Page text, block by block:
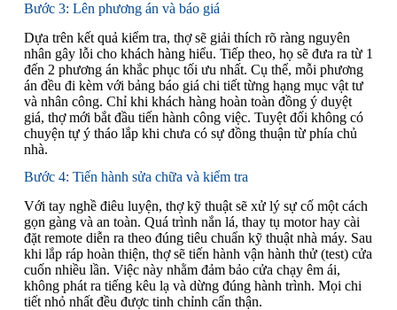
Bước 3: Lên phương án và báo giá
Dựa trên kết quả kiểm tra, thợ sẽ giải thích rõ ràng nguyên
nhân gây lỗi cho khách hàng hiểu. Tiếp theo, họ sẽ đưa ra từ 1
đến 2 phương án khắc phục tối ưu nhất. Cụ thể, mỗi phương
án đều đi kèm với bảng báo giá chi tiết từng hạng mục vật tư
và nhân công. Chỉ khi khách hàng hoàn toàn đồng ý duyệt
giá, thợ mới bắt đầu tiến hành công việc. Tuyệt đối không có
chuyện tự ý tháo lắp khi chưa có sự đồng thuận từ phía chủ
nhà.
Bước 4: Tiến hành sửa chữa và kiểm tra
Với tay nghề điêu luyện, thợ kỹ thuật sẽ xử lý sự cố một cách
gọn gàng và an toàn. Quá trình nắn lá, thay tụ motor hay cài
đặt remote diễn ra theo đúng tiêu chuẩn kỹ thuật nhà máy. Sau
khi lắp ráp hoàn thiện, thợ sẽ tiến hành vận hành thử (test) cửa
cuốn nhiều lần. Việc này nhằm đảm bảo cửa chạy êm ái,
không phát ra tiếng kêu lạ và dừng đúng hành trình. Mọi chi
tiết nhỏ nhất đều được tinh chỉnh cẩn thận.